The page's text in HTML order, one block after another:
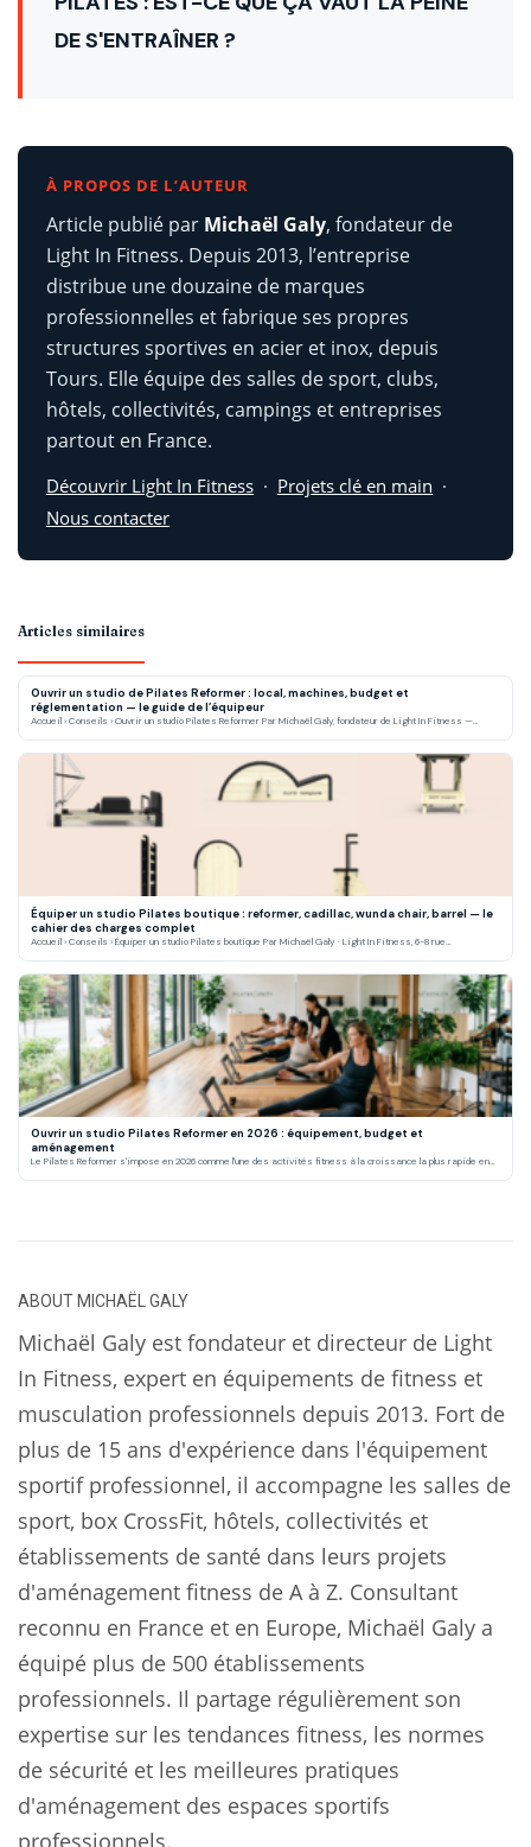
DE S'ENTRAÎNER ?
À PROPOS DE L’AUTEUR
Article publié par Michaël Galy, fondateur de
Light In Fitness. Depuis 2013, l’entreprise
distribue une douzaine de marques
professionnelles et fabrique ses propres
structures sportives en acier et inox, depuis
Tours. Elle équipe des salles de sport, clubs,
hôtels, collectivités, campings et entreprises
partout en France.
Découvrir Light In Fitness · Projets clé en main ·
Nous contacter
Articles similaires
Ouvrir un studio de Pilates Reformer : local, machines, budget et
réglementation — le guide de l’équipeur
Accueil › Conseils › Ouvrir un studio Pilates Reformer Par Michaël Galy, fondateur de Light In Fitness —…
Équiper un studio Pilates boutique : reformer, cadillac, wunda chair, barrel — le
cahier des charges complet
Accueil › Conseils › Équiper un studio Pilates boutique Par Michaël Galy · Light In Fitness, 6-8 rue…
Ouvrir un studio Pilates Reformer en 2026 : équipement, budget et
aménagement
Le Pilates Reformer s'impose en 2026 comme l'une des activités fitness à la croissance la plus rapide en…
ABOUT MICHAËL GALY
Michaël Galy est fondateur et directeur de Light
In Fitness, expert en équipements de fitness et
musculation professionnels depuis 2013. Fort de
plus de 15 ans d'expérience dans l'équipement
sportif professionnel, il accompagne les salles de
sport, box CrossFit, hôtels, collectivités et
établissements de santé dans leurs projets
d'aménagement fitness de A à Z. Consultant
reconnu en France et en Europe, Michaël Galy a
équipé plus de 500 établissements
professionnels. Il partage régulièrement son
expertise sur les tendances fitness, les normes
de sécurité et les meilleures pratiques
d'aménagement des espaces sportifs
professionnels.